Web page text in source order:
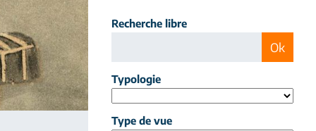
Recherche libre
Typologie
Type de vue